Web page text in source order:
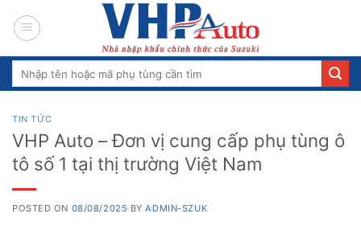
Search
TIN TỨC
VHP Auto – Đơn vị cung cấp phụ tùng ô
tô số 1 tại thị trường Việt Nam
POSTED ON 08/08/2025 BYADMIN-SZUK